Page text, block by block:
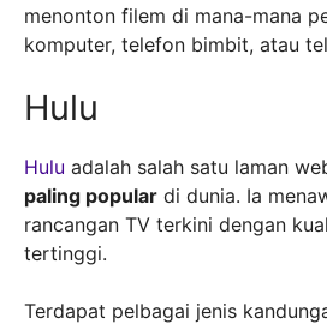
menonton filem di mana-mana
komputer, telefon bimbit, atau
Hulu
Hulu adalah salah satu laman
paling popular di dunia. Ia
rancangan TV terkini dengan
tertinggi.
Terdapat pelbagai jenis